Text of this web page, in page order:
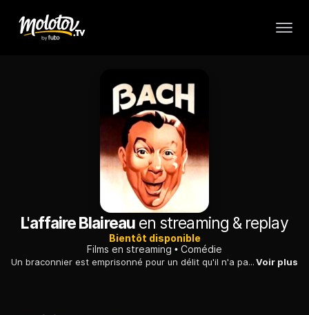
L'affaire Blaireauen streaming & replay
Bientôt disponible
Films en streaming
Comédie
Un braconnier est emprisonné pour un délit qu'il n'a pas commis. Un avocat s'avise de réhabiliter cet homme qu'il croit philosophe. Il tombe sur un ingrat.Voir plus